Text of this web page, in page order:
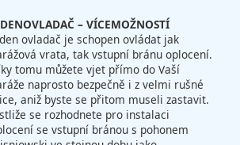
– VÍCEMOŽNOSTÍ
ovladač je schopen ovládat jak
vrata, tak vstupní bránu oplocení.
tomu můžete vjet přímo do Vaší
naprosto bezpečně i z velmi rušné
aniž byste se přitom museli zastavit.
se rozhodnete pro instalaci
se vstupní bránou s pohonem